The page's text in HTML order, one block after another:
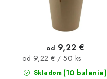
Skladom (10 balenie)
od 9,22 €
Jednotková
cena:
od 9,22 € / 50 ks